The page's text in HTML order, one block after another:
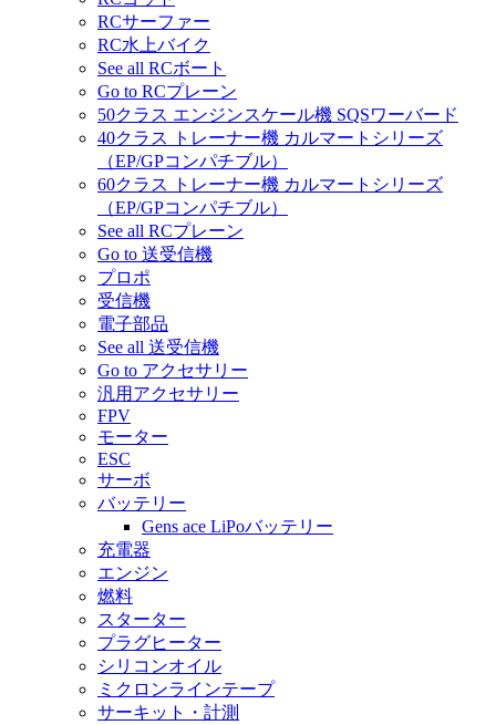
RCサーファー
RC水上バイク
See all RCボート
Go to RCプレーン
50クラス エンジンスケール機 SQSワーバード
40クラス トレーナー機 カルマートシリーズ
（EP/GPコンパチブル）
60クラス トレーナー機 カルマートシリーズ
（EP/GPコンパチブル）
See all RCプレーン
Go to 送受信機
プロポ
受信機
電子部品
See all 送受信機
Go to アクセサリー
汎用アクセサリー
FPV
モーター
ESC
サーボ
バッテリー
Gens ace LiPoバッテリー
充電器
エンジン
燃料
スターター
プラグヒーター
シリコンオイル
ミクロンラインテープ
サーキット・計測